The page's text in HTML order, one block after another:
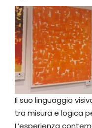
Il suo linguaggio
tra misura e logica
L’esperienza